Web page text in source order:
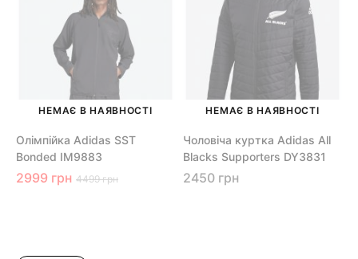
НЕМАЄ В НАЯВНОСТІ
Олімпійка Adidas SST
Bonded IM9883
2999 грн 4499 грн
НЕМАЄ В НАЯВНОСТІ
Чоловіча куртка Adidas All
Blacks Supporters DY3831
2450 грн